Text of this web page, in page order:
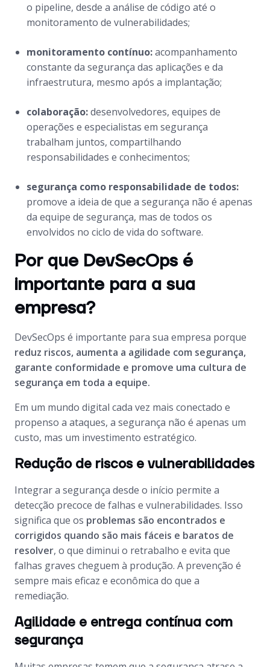
o pipeline, desde a análise de código até o
monitoramento de vulnerabilidades;
monitoramento contínuo:acompanhamento
constante da segurança das aplicações e da
infraestrutura, mesmo após a implantação;
colaboração:desenvolvedores, equipes de
operações e especialistas em segurança
trabalham juntos, compartilhando
responsabilidades e conhecimentos;
segurança como responsabilidade de todos:
promove a ideia de que a segurança não é apenas
da equipe de segurança, mas de todos os
envolvidos no ciclo de vida do software.
Por que DevSecOps é
importante para a sua
empresa?
DevSecOps é importante para sua empresa porque
reduz riscos, aumenta a agilidade com segurança,
garante conformidade e promove uma cultura de
segurança em toda a equipe.
Em um mundo digital cada vez mais conectado e
propenso a ataques, a segurança não é apenas um
custo, mas um investimento estratégico.
Redução de riscos e vulnerabilidades
Integrar a segurança desde o início permite a
detecção precoce de falhas e vulnerabilidades. Isso
significa que os problemas são encontrados e
corrigidos quando são mais fáceis e baratos de
resolver, o que diminui o retrabalho e evita que
falhas graves cheguem à produção. A prevenção é
sempre mais eficaz e econômica do que a
remediação.
Agilidade e entrega contínua com
segurança